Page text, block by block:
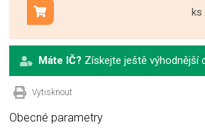
ks
Přidat do košíku
Máte IČ? Získejte ještě výhodnější
Vytisknout
Obecné parametry